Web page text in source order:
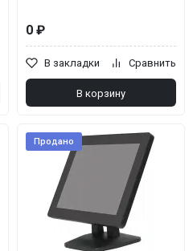
0 ₽
В закладки Сравнить
В корзину
Продано